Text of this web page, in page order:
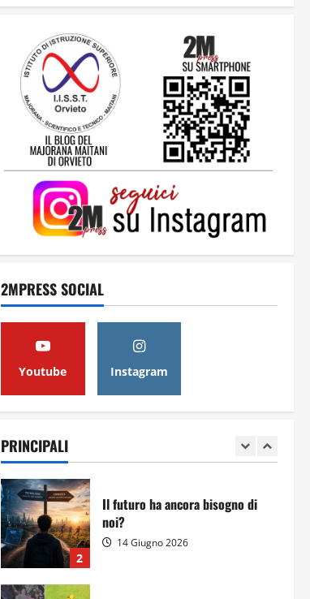
2MPRESS SOCIAL
Youtube Instagram
PRINCIPALI
2
3
Orientarsi significa Scegliere.
Ogni gesto lascia un impronta
13 Giugno 2026
4
lampo del Como 1907 verso
l’Europa
12 Giugno 2026
Obiettivi
8 Giugno 2026
il Majorana-Maitani al Festival
2
Il futuro ha ancora bisogno di
noi?
14 Giugno 2026